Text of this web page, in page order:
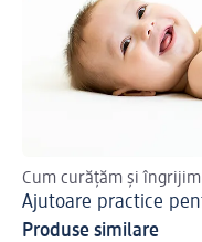
Cum curățăm și
Ajutoare practice
Produse similare